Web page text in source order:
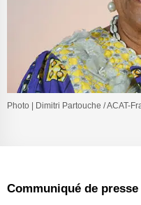
Photo | Dimitri Partouche / ACAT-
Communiqué de presse